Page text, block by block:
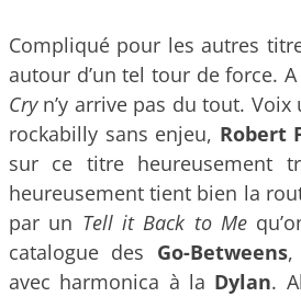
Compliqué pour les autres
autour d’un tel tour de force.
Cryn’y arrive pas du tout. Voix
rockabilly sans enjeu, Robert
sur ce titre heureusement
heureusement tient bien la
par un Tell it Back to Me
catalogue des Go-Betweens,
avec harmonica à la Dylan.